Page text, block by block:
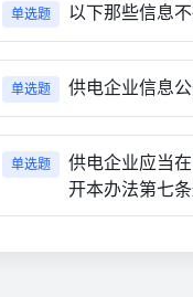
单选题 以下那些信息不
单选题 供电企业信息公
单选题
供电企业应当
开本办法第七